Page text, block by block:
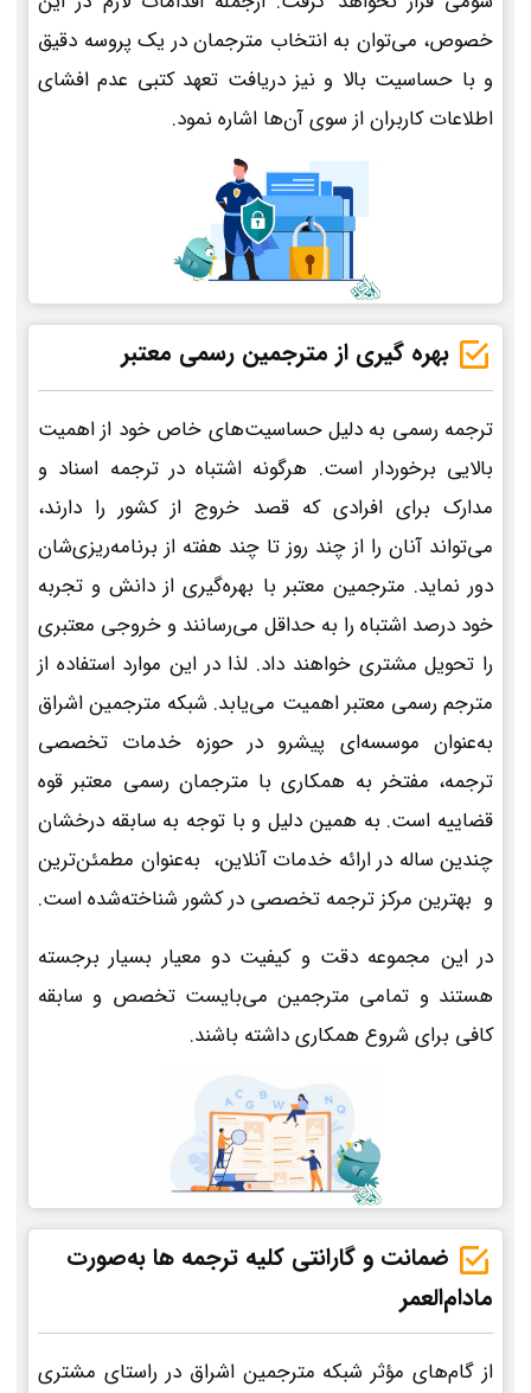
خصوص، می‌توان به انتخاب مترجمان در یک پروسه دقیق
و با حساسیت بالا و نیز دریافت تعهد کتبی عدم افشای
اطلاعات کاربران از سوی آن‌ها اشاره نمود.
بهره گیری از مترجمین رسمی معتبر
ترجمه رسمی به دلیل حساسیت‌های خاص خود از اهمیت
بالایی برخوردار است. هرگونه اشتباه در ترجمه اسناد و
مدارک برای افرادی که قصد خروج از کشور را دارند،
می‌تواند آنان را از چند روز تا چند هفته از برنامه‌ریزی‌شان
دور نماید. مترجمین معتبر با بهره‌گیری از دانش و تجربه
خود درصد اشتباه را به حداقل می‌رسانند و خروجی معتبری
را تحویل مشتری خواهند داد. لذا در این موارد استفاده از
مترجم رسمی معتبر اهمیت می‌یابد. شبکه مترجمین اشراق
به‌عنوان موسسه‌ای پیشرو در حوزه خدمات تخصصی
ترجمه، مفتخر به همکاری با مترجمان رسمی معتبر قوه
قضاییه است. به همین دلیل و با توجه به سابقه درخشان
چندین ساله در ارائه خدمات آنلاین، به‌عنوان مطمئن‌ترین
و بهترین مرکز ترجمه تخصصی در کشور شناخته‌شده است.
در این مجموعه دقت و کیفیت دو معیار بسیار برجسته
هستند و تمامی مترجمین می‌بایست تخصص و سابقه
کافی برای شروع همکاری داشته باشند.
ضمانت و گارانتی کلیه ترجمه ها به‌صورت
مادام‌العمر
از گام‌های مؤثر شبکه مترجمین اشراق در راستای مشتری